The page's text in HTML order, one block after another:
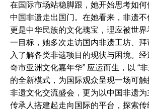
在国际市场站稳脚跟，她开始思考如
中国非遗走出国门。在她看来，非遗不
更是中华民族的文化瑰宝，理应被世
一目标，她多次走访国内非遗工坊、
入了解各类非遗项目的现状与困境。
奇市亚洲文化嘉年华” 应运而生，以 “
的全新模式，为国际观众呈现一场可触
非遗文化交流盛会，更为以中国非遗为
传承人搭建起走向国际的平台，探索